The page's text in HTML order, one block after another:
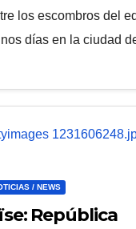
los escombros del
días en la ciudad
/ NEWS
República